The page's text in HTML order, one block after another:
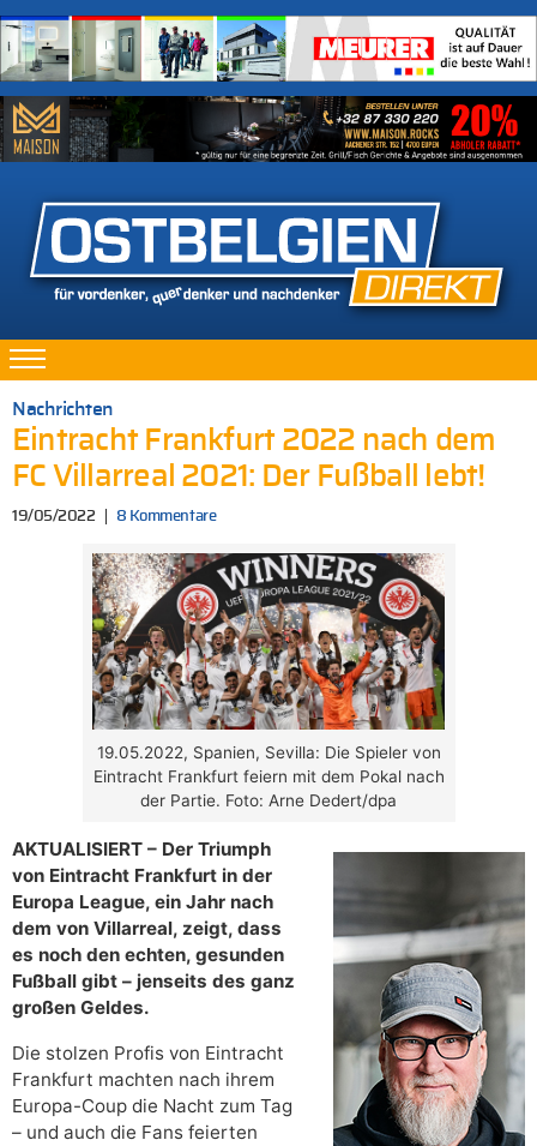
Nachrichten
Eintracht Frankfurt 2022 nach dem
FC Villarreal 2021: Der Fußball lebt!
19/05/2022 8 Kommentare
19.05.2022, Spanien, Sevilla: Die Spieler von
Eintracht Frankfurt feiern mit dem Pokal nach
der Partie. Foto: Arne Dedert/dpa
AKTUALISIERT – Der Triumph
von Eintracht Frankfurt in der
Europa League, ein Jahr nach
dem von Villarreal, zeigt, dass
es noch den echten, gesunden
Fußball gibt – jenseits des ganz
großen Geldes.
Die stolzen Profis von Eintracht
Frankfurt machten nach ihrem
Europa-Coup die Nacht zum Tag
– und auch die Fans feierten